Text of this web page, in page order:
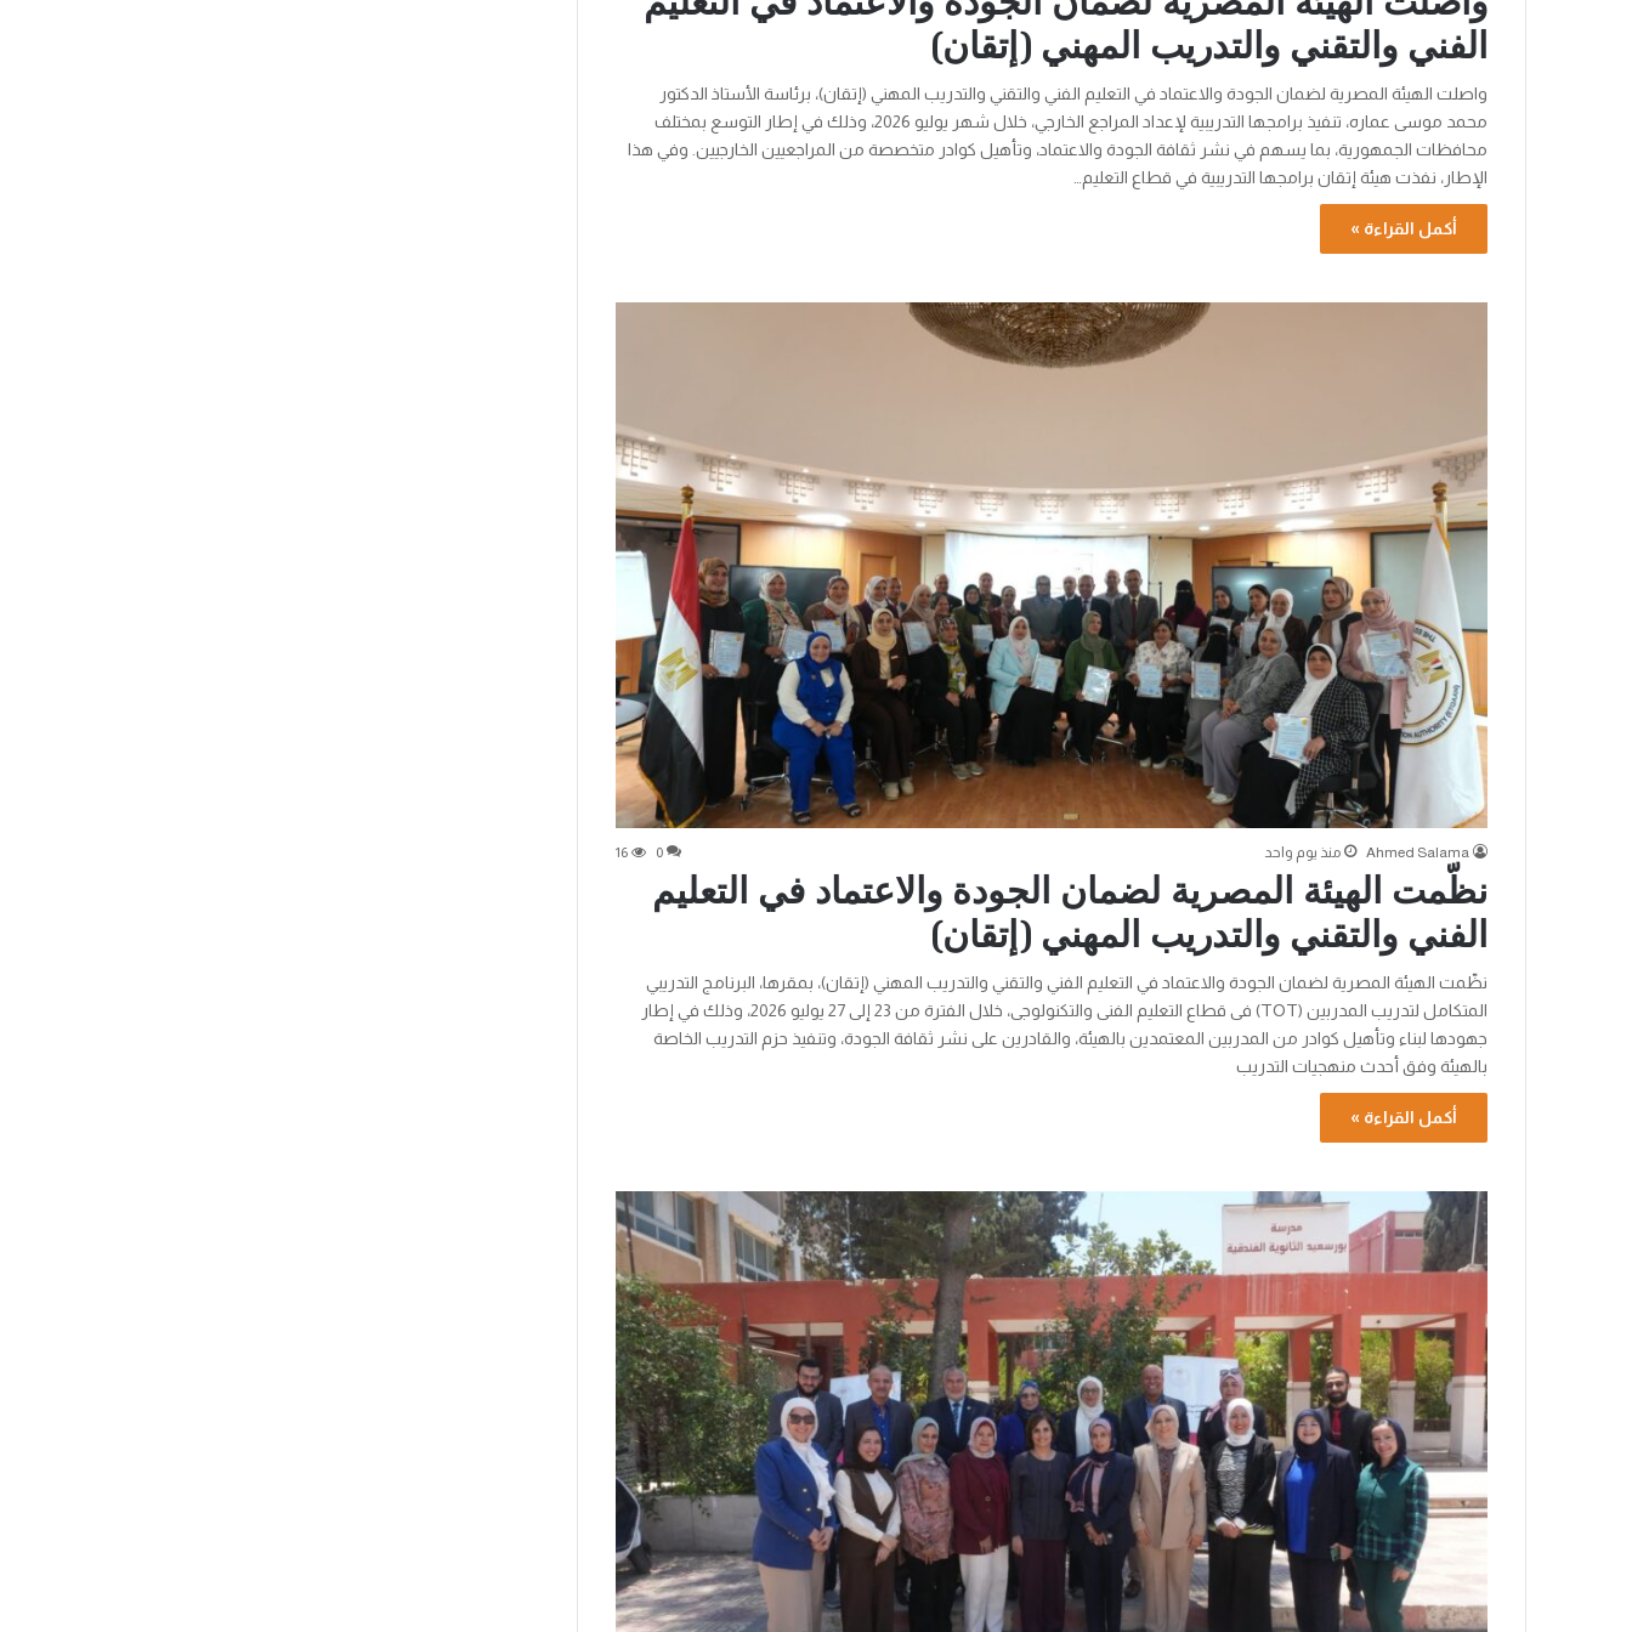
الفني والتقني والتدريب المهني (إتقان)
واصلت الهيئة المصرية لضمان الجودة والاعتماد في التعليم الفني والتقني والتدريب المهني (إتقان)، برئاسة الأستاذ الدكتور
محمد موسى عماره، تنفيذ برامجها التدريبية لإعداد المراجع الخارجي، خلال شهر يوليو 2026، وذلك في إطار التوسع بمختلف
محافظات الجمهورية، بما يسهم في نشر ثقافة الجودة والاعتماد، وتأهيل كوادر متخصصة من المراجعيين الخارجيين. وفي هذا
الإطار، نفذت هيئة إتقان برامجها التدريبية في قطاع التعليم…
أكمل القراءة »
Ahmed Salama منذ يوم واحد 0
16
نظّمت الهيئة المصرية لضمان الجودة والاعتماد في التعليم
الفني والتقني والتدريب المهني (إتقان)
نظّمت الهيئة المصرية لضمان الجودة والاعتماد في التعليم الفني والتقني والتدريب المهني (إتقان)، بمقرها، البرنامج التدريبي
المتكامل لتدريب المدربين (TOT) فى قطاع التعليم الفنى والتكنولوجى، خلال الفترة من 23 إلى 27 يوليو 2026، وذلك في إطار
جهودها لبناء وتأهيل كوادر من المدربين المعتمدين بالهيئة، والقادرين على نشر ثقافة الجودة، وتنفيذ حزم التدريب الخاصة
بالهيئة وفق أحدث منهجيات التدريب
أكمل القراءة »